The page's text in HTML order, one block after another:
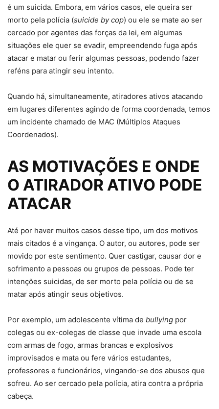
é um suicida. Embora, em vários casos, ele queira ser
morto pela polícia (suicide by cop) ou ele se mate ao ser
cercado por agentes das forças da lei, em algumas
situações ele quer se evadir, empreendendo fuga após
atacar e matar ou ferir algumas pessoas, podendo fazer
reféns para atingir seu intento.
Quando há, simultaneamente, atiradores ativos atacando
em lugares diferentes agindo de forma coordenada, temos
um incidente chamado de MAC (Múltiplos Ataques
Coordenados).
AS MOTIVAÇÕES E ONDE
O ATIRADOR ATIVO PODE
ATACAR
Até por haver muitos casos desse tipo, um dos motivos
mais citados é a vingança. O autor, ou autores, pode ser
movido por este sentimento. Quer castigar, causar dor e
sofrimento a pessoas ou grupos de pessoas. Pode ter
intenções suicidas, de ser morto pela polícia ou de se
matar após atingir seus objetivos.
Por exemplo, um adolescente vítima de bullying por
colegas ou ex-colegas de classe que invade uma escola
com armas de fogo, armas brancas e explosivos
improvisados e mata ou fere vários estudantes,
professores e funcionários, vingando-se dos abusos que
sofreu. Ao ser cercado pela polícia, atira contra a própria
cabeça.